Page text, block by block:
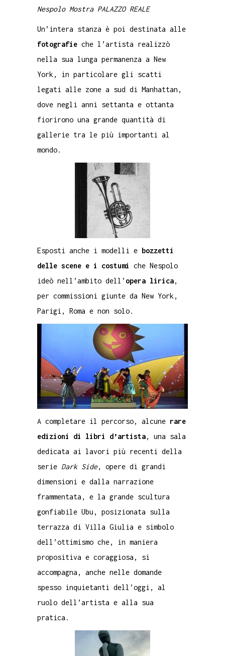
Nespolo Mostra PALAZZO REALE
Un’intera stanza è poi destinata alle
fotografie che l’artista realizzò
nella sua lunga permanenza a New
York, in particolare gli scatti
legati alle zone a sud di Manhattan,
dove negli anni settanta e ottanta
fiorirono una grande quantità di
gallerie tra le più importanti al
mondo.
Esposti anche i modelli e bozzetti
delle scene e i costumi che Nespolo
ideò nell’ambito dell’ opera lirica,
per commissioni giunte da New York,
Parigi, Roma e non solo.
A completare il percorso, alcune rare
edizioni di libri d’artista, una sala
dedicata ai lavori più recenti della
serie Dark Side, opere di grandi
dimensioni e dalla narrazione
frammentata, e la grande scultura
gonfiabile Ubu, posizionata sulla
terrazza di Villa Giulia e simbolo
dell’ottimismo che, in maniera
propositiva e coraggiosa, si
accompagna, anche nelle domande
spesso inquietanti dell’oggi, al
ruolo dell’artista e alla sua
pratica.